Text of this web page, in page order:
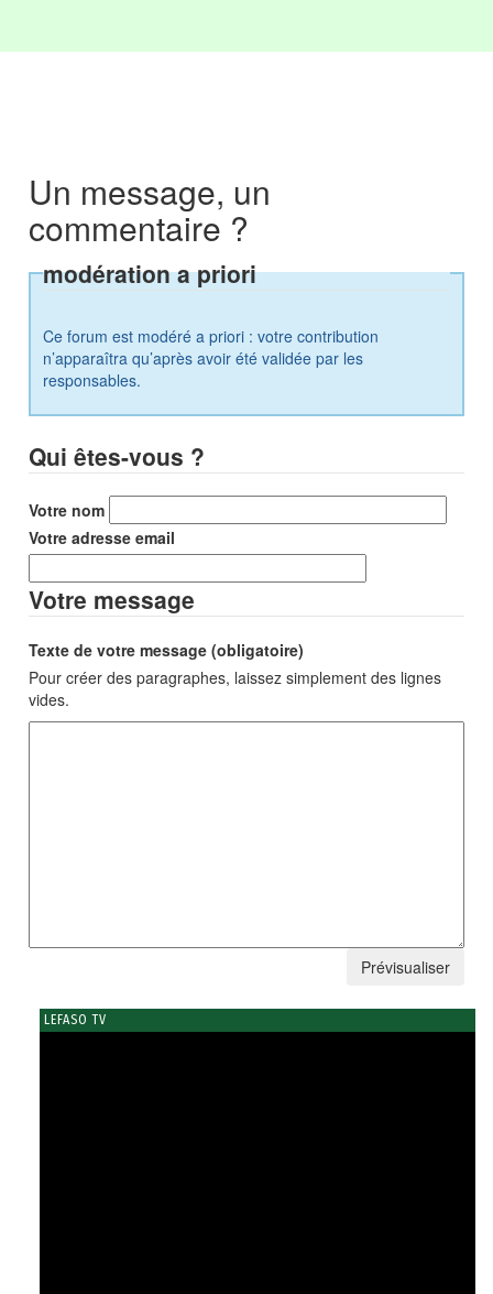
Un message, un
commentaire ?
modération a priori
Ce forum est modéré a priori : votre contribution
n’apparaîtra qu’après avoir été validée par les
responsables.
Qui êtes-vous ?
Votre nom
Votre adresse email
Votre message
Texte de votre message (obligatoire)
Pour créer des paragraphes, laissez simplement des lignes
vides.
LEFASO TV